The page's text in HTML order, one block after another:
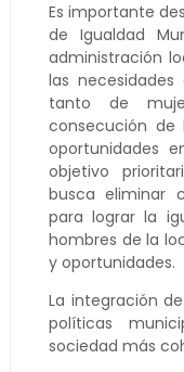
Es importante
de Igualdad
administración
las
tanto de
consecución
oportunidades
objetivo
busca eliminar
para lograr la
hombres de la
y oportunidades.
La integración
políticas
sociedad más